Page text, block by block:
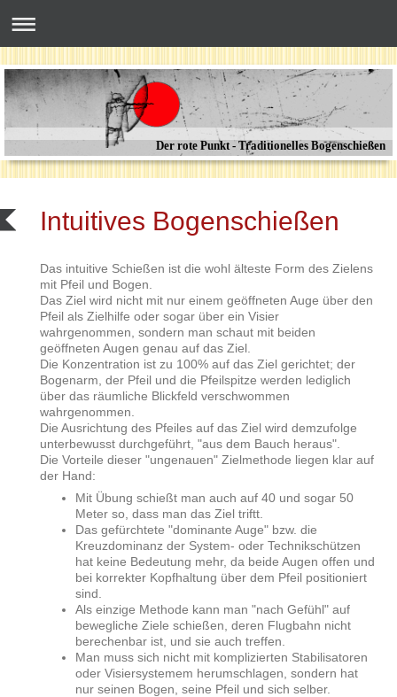
Der rote Punkt - Traditionelles Bogenschießen
Intuitives Bogenschießen
Das intuitive Schießen ist die wohl älteste Form des Zielens
mit Pfeil und Bogen.
Das Ziel wird nicht mit nur einem geöffneten Auge über den
Pfeil als Zielhilfe oder sogar über ein Visier
wahrgenommen, sondern man schaut mit beiden
geöffneten Augen genau auf das Ziel.
Die Konzentration ist zu 100% auf das Ziel gerichtet; der
Bogenarm, der Pfeil und die Pfeilspitze werden lediglich
über das räumliche Blickfeld verschwommen
wahrgenommen.
Die Ausrichtung des Pfeiles auf das Ziel wird demzufolge
unterbewusst durchgeführt, "aus dem Bauch heraus".
Die Vorteile dieser "ungenauen" Zielmethode liegen klar auf
der Hand:
Mit Übung schießt man auch auf 40 und sogar 50
Meter so, dass man das Ziel triftt.
Das gefürchtete "dominante Auge" bzw. die
Kreuzdominanz der System- oder Technikschützen
hat keine Bedeutung mehr, da beide Augen offen und
bei korrekter Kopfhaltung über dem Pfeil positioniert
sind.
Als einzige Methode kann man "nach Gefühl" auf
bewegliche Ziele schießen, deren Flugbahn nicht
berechenbar ist, und sie auch treffen.
Man muss sich nicht mit komplizierten Stabilisatoren
oder Visiersystemem herumschlagen, sondern hat
nur seinen Bogen, seine Pfeil und sich selber.